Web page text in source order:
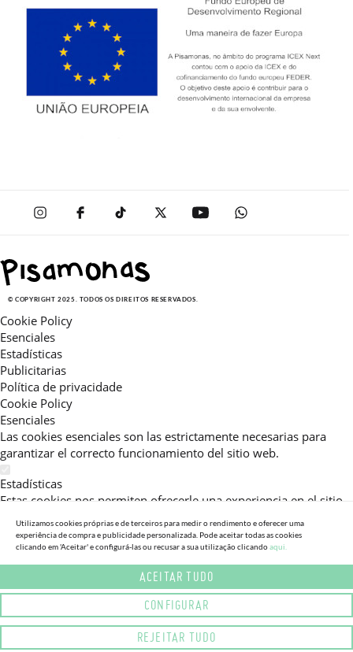
© COPYRIGHT 2025. TODOS OS DIREITOS RESERVADOS.
Cookie Policy
Esenciales
Estadísticas
Publicitarias
Política de privacidade
Cookie Policy
Esenciales
Las cookies esenciales son las estrictamente necesarias para
garantizar el correcto funcionamiento del sitio web.
Estadísticas
Estas cookies nos permiten ofrecerle una experiencia en el sitio
adaptada a su navegación (recomendaciones de producto
personalizadas, énfasis en categorías frecuentemente
consultadas, etc).Al activar esta cookie, nos ayuda a mejorar aún
más su experiencia.
Publicitarias
Estas cookies permiten a nuestros socios publicitarios enviarle
mensajes específicos y personalizados.
Utilizamos cookies próprias e de terceiros para medir o rendimento e oferecer uma
experiência de compra e publicidade personalizada. Pode aceitar todas as cookies
clicando em 'Aceitar' e configurá-las ou recusar a sua utilização clicandoaqui.
ACEITAR TUDO
CONFIGURAR
REJEITAR TUDO